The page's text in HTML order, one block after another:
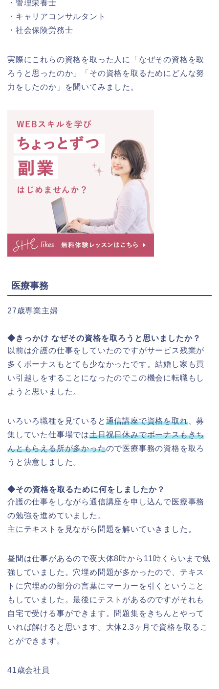
・管理栄養士
・キャリアコンサルタント
・社会保険労務士
実際にこれらの資格を取った人に「なぜその資格を取
ろうと思ったのか」「その資格を取るためにどんな努
力をしたのか」を聞いてみました。
医療事務
27歳専業主婦
◆きっかけ なぜその資格を取ろうと思いましたか？
以前は介護の仕事をしていたのですがサービス残業が
多くボーナスもとても少なかったです。結婚し家も買
い引越しをすることになったのでこの機会に転職もし
ようと思いました。
いろいろ職種を見ていると 通信講座で資格を取れ、募
集していた仕事場では土日祝日休みでボーナスもきち
んともらえる所が多かったので医療事務の資格を取ろ
うと決意しました。
◆その資格を取るために何をしましたか？
介護の仕事をしながら通信講座を申し込んで医療事務
の勉強を進めていました。
主にテキストを見ながら問題を解いていきました。
昼間は仕事があるので夜大体8時から11時くらいまで勉
強していました。穴埋め問題が多かったので、テキス
トに穴埋めの部分の言葉にマーカーを引くということ
もしていました。最後にテストがあるのですがそれも
自宅で受ける事ができます。問題集をきちんとやって
いれば解けると思います。大体2.3ヶ月で資格を取るこ
とができます。
41歳会社員